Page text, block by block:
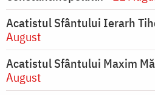
Acatistul Sfântului Ierarh
August
Acatistul Sfântului Maxim
August